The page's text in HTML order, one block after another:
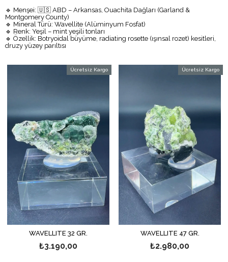
🔹 Menşei: 🇺🇸 ABD – Arkansas, Ouachita Dağları (Garland &
Montgomery County)
🔹 Mineral Türü: Wavellite (Alüminyum Fosfat)
🔹 Renk: Yeşil – mint yeşili tonları
🔹 Özellik: Botryoidal büyüme, radiating rosette (ışınsal rozet) kesitleri,
druzy yüzey parıltısı
WAVELLITE 32 GR.
₺3.190,00
Ücretsiz Kargo
WAVELLITE 47 GR.
₺2.980,00
Ücretsiz Kargo